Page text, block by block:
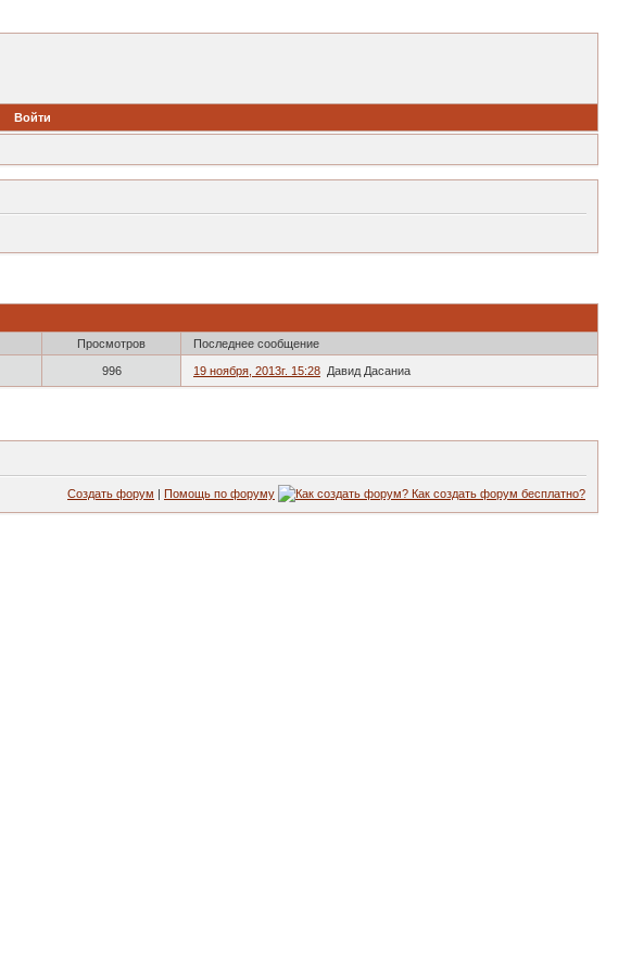
Войти
Просмотров Последнее сообщение
996 19 ноября, 2013г. 15:28 Давид Дасаниа
Создать форум | Помощь по форуму